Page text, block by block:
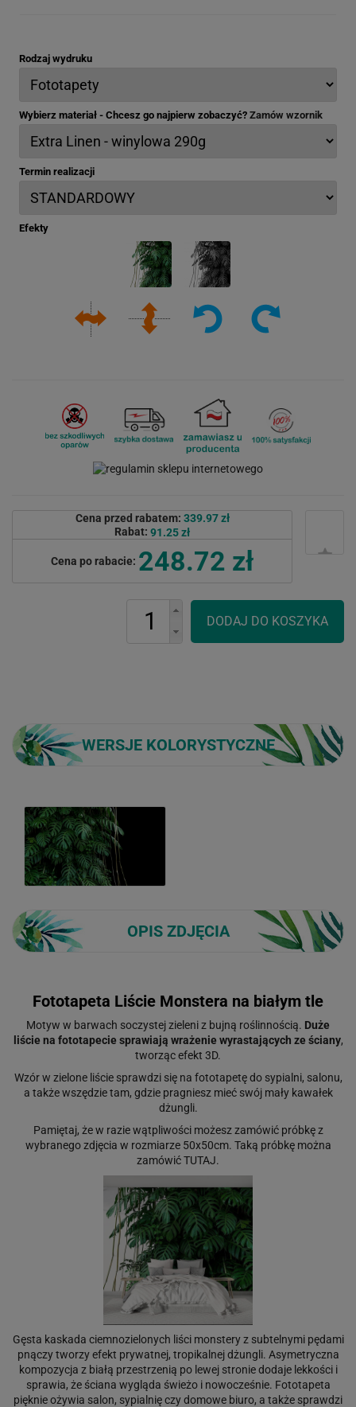
Rodzaj wydruku
Wybierz materiał - Chcesz go najpierw zobaczyć? Zamów wzornik
Termin realizacji
Efekty
Cena przed rabatem: 339.97 zł
Rabat: 91.25 zł
Cena po rabacie: 248.72 zł
WERSJE KOLORYSTYCZNE
OPIS ZDJĘCIA
Fototapeta Liście Monstera na białym tle
Motyw w barwach soczystej zieleni z bujną roślinnością. Duże
liście na fototapecie sprawiają wrażenie wyrastających ze ściany,
tworząc efekt 3D.
Wzór w zielone liście sprawdzi się na fototapetę do sypialni, salonu,
a także wszędzie tam, gdzie pragniesz mieć swój mały kawałek
dżungli.
Pamiętaj, że w razie wątpliwości możesz zamówić próbkę z
wybranego zdjęcia w rozmiarze 50x50cm. Taką próbkę można
zamówićTUTAJ.
Gęsta kaskada ciemnozielonych liści monstery z subtelnymi pędami
pnączy tworzy efekt prywatnej, tropikalnej dżungli. Asymetryczna
kompozycja z białą przestrzenią po lewej stronie dodaje lekkości i
sprawia, że ściana wygląda świeżo i nowocześnie. Fototapeta
pięknie ożywia salon, sypialnię czy domowe biuro, a także sprawdzi